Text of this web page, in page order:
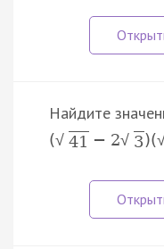
Найдите
(√ 41 − 2√ 3)(